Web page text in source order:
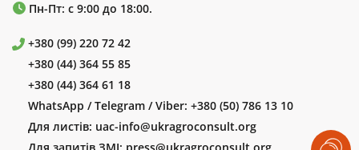
Пн-Пт: с 9:00 до 18:00.
+380 (99) 220 72 42
+380 (44) 364 55 85
+380 (44) 364 61 18
WhatsApp / Telegram / Viber: +380 (50) 786 13 10
Для листів: uac-info@ukragroconsult.org